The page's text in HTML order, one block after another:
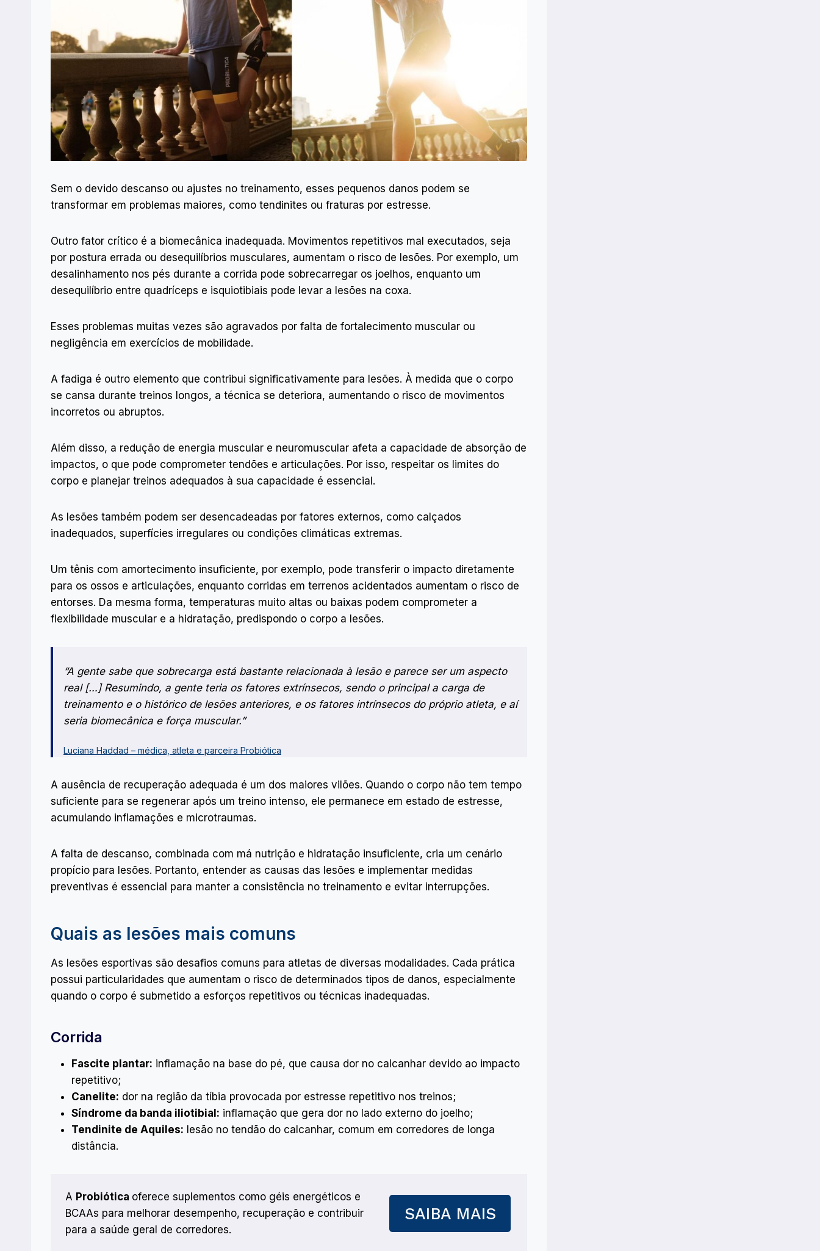
Sem o devido descanso ou ajustes no treinamento, esses pequenos danos podem se
transformar em problemas maiores, como tendinites ou fraturas por estresse.
Outro fator crítico é a biomecânica inadequada. Movimentos repetitivos mal executados, seja
por postura errada ou desequilíbrios musculares, aumentam o risco de lesões. Por exemplo, um
desalinhamento nos pés durante a corrida pode sobrecarregar os joelhos, enquanto um
desequilíbrio entre quadríceps e isquiotibiais pode levar a lesões na coxa.
Esses problemas muitas vezes são agravados por falta de fortalecimento muscular ou
negligência em exercícios de mobilidade.
A fadiga é outro elemento que contribui significativamente para lesões. À medida que o corpo
se cansa durante treinos longos, a técnica se deteriora, aumentando o risco de movimentos
incorretos ou abruptos.
Além disso, a redução de energia muscular e neuromuscular afeta a capacidade de absorção de
impactos, o que pode comprometer tendões e articulações. Por isso, respeitar os limites do
corpo e planejar treinos adequados à sua capacidade é essencial.
As lesões também podem ser desencadeadas por fatores externos, como calçados
inadequados, superfícies irregulares ou condições climáticas extremas.
Um tênis com amortecimento insuficiente, por exemplo, pode transferir o impacto diretamente
para os ossos e articulações, enquanto corridas em terrenos acidentados aumentam o risco de
entorses. Da mesma forma, temperaturas muito altas ou baixas podem comprometer a
flexibilidade muscular e a hidratação, predispondo o corpo a lesões.
“A gente sabe que sobrecarga está bastante relacionada à lesão e parece ser um aspecto
real […] Resumindo, a gente teria os fatores extrínsecos, sendo o principal a carga de
treinamento e o histórico de lesões anteriores, e os fatores intrínsecos do próprio atleta, e aí
seria biomecânica e força muscular.”​
Luciana Haddad – médica, atleta e parceira Probiótica
A ausência de recuperação adequada é um dos maiores vilões. Quando o corpo não tem tempo
suficiente para se regenerar após um treino intenso, ele permanece em estado de estresse,
acumulando inflamações e microtraumas.
A falta de descanso, combinada com má nutrição e hidratação insuficiente, cria um cenário
propício para lesões. Portanto, entender as causas das lesões e implementar medidas
preventivas é essencial para manter a consistência no treinamento e evitar interrupções.
Quais as lesões mais comuns
As lesões esportivas são desafios comuns para atletas de diversas modalidades. Cada prática
possui particularidades que aumentam o risco de determinados tipos de danos, especialmente
quando o corpo é submetido a esforços repetitivos ou técnicas inadequadas.
Corrida
Fascite plantar: inflamação na base do pé, que causa dor no calcanhar devido ao impacto
repetitivo;
Canelite: dor na região da tíbia provocada por estresse repetitivo nos treinos;
Síndrome da banda iliotibial: inflamação que gera dor no lado externo do joelho;
Tendinite de Aquiles: lesão no tendão do calcanhar, comum em corredores de longa
distância.
A Probiótica oferece suplementos como géis energéticos e
BCAAs para melhorar desempenho, recuperação e contribuir
para a saúde geral de corredores.
SAIBA MAIS